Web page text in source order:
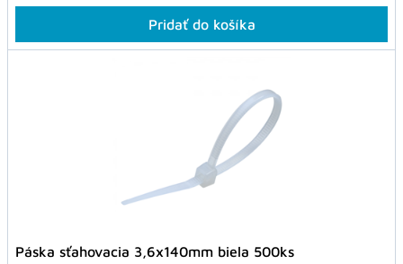
Pridať do košíka
Páska sťahovacia 3,6x140mm biela 500ks